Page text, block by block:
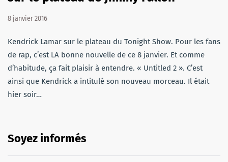
8 janvier 2016
Kendrick Lamar sur le plateau du Tonight Show. Pour les fans
de rap, c’est LA bonne nouvelle de ce 8 janvier. Et comme
d’habitude, ça fait plaisir à entendre. « Untitled 2 ». C’est
ainsi que Kendrick a intitulé son nouveau morceau. Il était
hier soir…
Soyez informés